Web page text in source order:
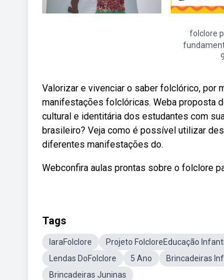
folclore
Valorizar e vivenciar o saber folclórico, por
manifestações folclóricas. Weba proposta
cultural e identitária dos estudantes com
brasileiro? Veja como é possível utilizar
diferentes manifestações do.
Webconfira aulas prontas sobre o folclore
Tags
IaraFolclore Projeto FolcloreEducação Infantil
Lendas DoFolclore
5 Ano Brincadeiras
Brincadeiras Juninas